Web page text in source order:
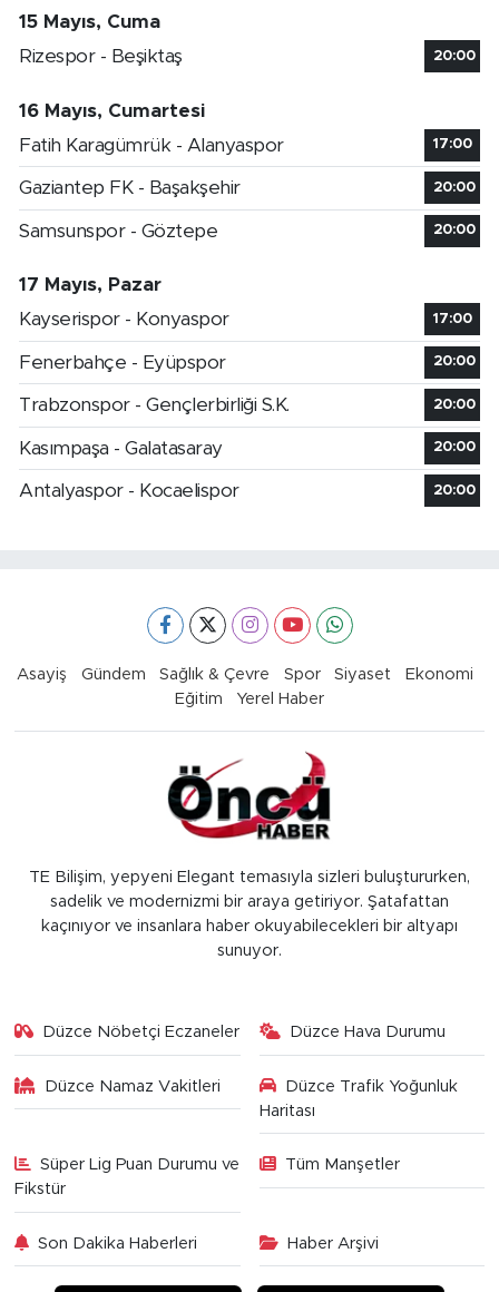
15 Mayıs, Cuma
Rizespor - Beşiktaş
20:00
16 Mayıs, Cumartesi
Fatih Karagümrük - Alanyaspor
17:00
Gaziantep FK - Başakşehir 20:00
Samsunspor - Göztepe 20:00
17 Mayıs, Pazar
Kayserispor - Konyaspor
17:00
Fenerbahçe - Eyüpspor 20:00
Trabzonspor - Gençlerbirliği S.K. 20:00
Kasımpaşa - Galatasaray 20:00
Antalyaspor - Kocaelispor 20:00
Asayiş Gündem Sağlık & Çevre Spor Siyaset
Ekonomi
Eğitim
Yerel Haber
TE Bilişim, yepyeni Elegant temasıyla sizleri buluştururken,
sadelik ve modernizmi bir araya getiriyor. Şatafattan
kaçınıyor ve insanlara haber okuyabilecekleri bir altyapı
sunuyor.
Düzce Nöbetçi Eczaneler Düzce Hava Durumu
Düzce Namaz Vakitleri
Düzce Trafik Yoğunluk
Haritası
Süper Lig Puan Durumu ve
Fikstür
Tüm Manşetler
Son Dakika Haberleri Haber Arşivi